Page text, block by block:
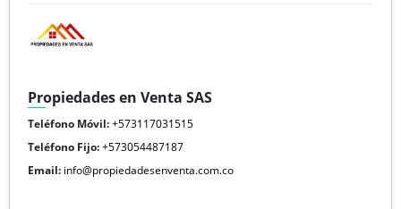
Propiedades en Venta SAS
Teléfono Móvil:+573117031515
Teléfono Fijo:+573054487187
Email: info@propiedadesenventa.com.co